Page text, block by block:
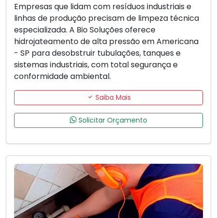
Empresas que lidam com resíduos industriais e
linhas de produção precisam de limpeza técnica
especializada. A Bio Soluções oferece
hidrojateamento de alta pressão em Americana
- SP para desobstruir tubulações, tanques e
sistemas industriais, com total segurança e
conformidade ambiental.
Saiba Mais
Solicitar Orçamento